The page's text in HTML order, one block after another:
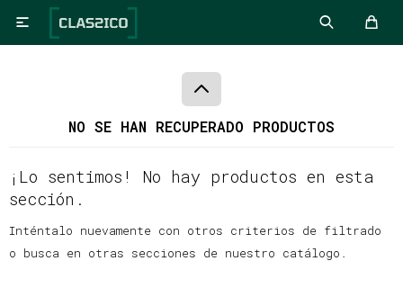

NO SE HAN RECUPERADO PRODUCTOS
¡Lo sentimos! No hay productos en esta
sección.
Inténtalo nuevamente con otros criterios de filtrado
o busca en otras secciones de nuestro catálogo.